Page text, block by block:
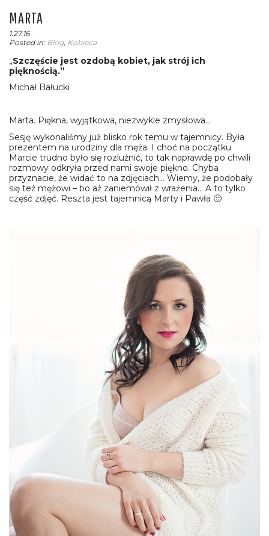
MARTA
1.27.16
Posted in: Blog, Kobieca
„Szczęście jest ozdobą kobiet, jak strój ich
pięknością.”
Michał Bałucki
Marta. Piękna, wyjątkowa, niezwykle zmysłowa…
Sesję wykonaliśmy już blisko rok temu w tajemnicy. Była
prezentem na urodziny dla męża. I choć na początku
Marcie trudno było się rozluźnić, to tak naprawdę po chwili
rozmowy odkryła przed nami swoje piękno. Chyba
przyznacie, że widać to na zdjęciach… Wiemy, że podobały
się też mężowi – bo aż zaniemówił z wrażenia… A to tylko
część zdjęć. Reszta jest tajemnicą Marty i Pawła 🙂